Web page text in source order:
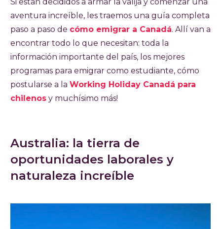
aventura increíble, les traemos una guía completa
paso a paso de cómo emigrar a Canadá. Allí van a
encontrar todo lo que necesitan: toda la
información importante del país, los mejores
programas para emigrar como estudiante, cómo
postularse a la Working Holiday Canadá para
chilenos y muchísimo más!
Australia: la tierra de
oportunidades laborales y
naturaleza increíble